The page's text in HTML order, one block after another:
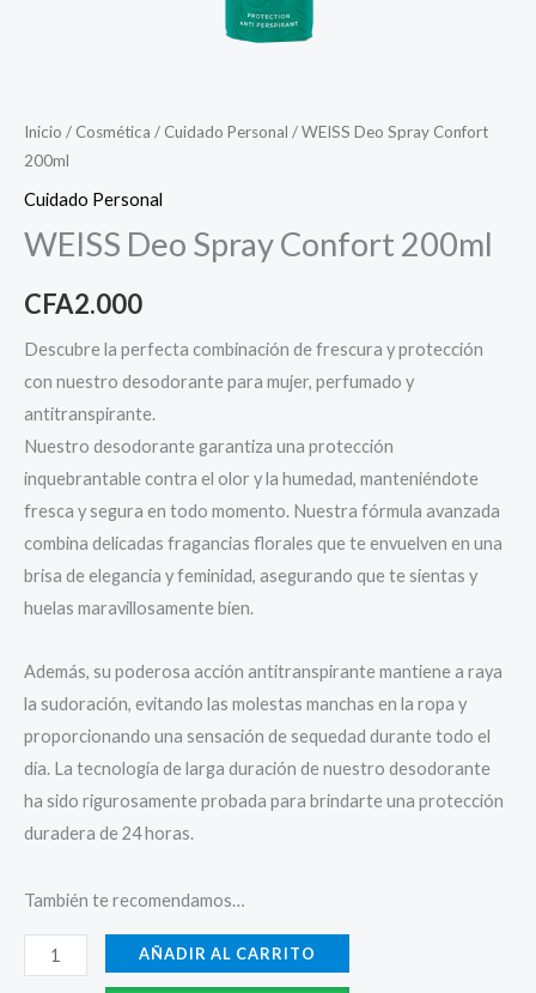
Inicio / Cosmética / Cuidado Personal / WEISS Deo Spray Confort
200ml
Cuidado Personal
WEISS Deo Spray Confort 200ml
CFA2.000
Descubre la perfecta combinación de frescura y protección
con nuestro desodorante para mujer, perfumado y
antitranspirante.
Nuestro desodorante garantiza una protección
inquebrantable contra el olor y la humedad, manteniéndote
fresca y segura en todo momento. Nuestra fórmula avanzada
combina delicadas fragancias florales que te envuelven en una
brisa de elegancia y feminidad, asegurando que te sientas y
huelas maravillosamente bien.
Además, su poderosa acción antitranspirante mantiene a raya
la sudoración, evitando las molestas manchas en la ropa y
proporcionando una sensación de sequedad durante todo el
día. La tecnología de larga duración de nuestro desodorante
ha sido rigurosamente probada para brindarte una protección
duradera de 24 horas.
También te recomendamos…
AÑADIR AL CARRITO